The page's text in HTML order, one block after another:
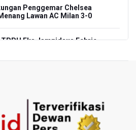
Penggemar Chelsea
Lawan AC Milan 3-0
Eks Jampidsus Febrie
Rakyat Jadi Calon Paskibraka